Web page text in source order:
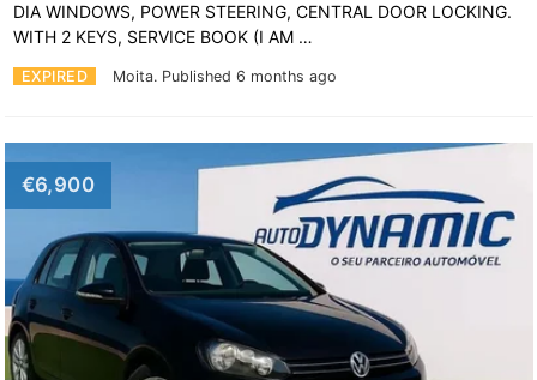
EXPIRED Moita. Published 6 months ago
DIA WINDOWS, POWER STEERING, CENTRAL DOOR LOCKING.
WITH 2 KEYS, SERVICE BOOK (I AM …
€6,900